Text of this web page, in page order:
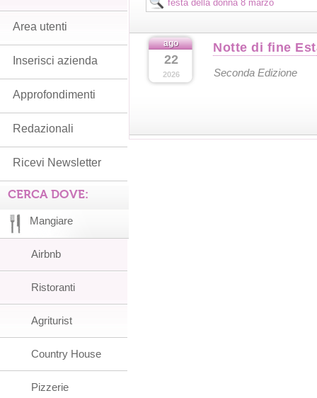
ago
22
2026
Notte di fine
Seconda Edizione
Area utenti
Inserisci azienda
Approfondimenti
Redazionali
Ricevi Newsletter
CERCA DOVE:
Mangiare
Airbnb
Ristoranti
Agriturist
Country House
Pizzerie